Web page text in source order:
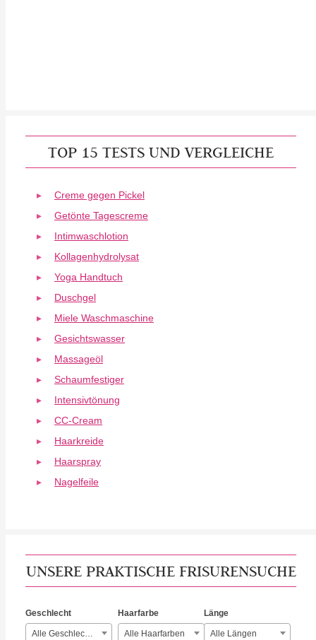
TOP 15 TESTS UND VERGLEICHE
Creme gegen Pickel
Getönte Tagescreme
Intimwaschlotion
Kollagenhydrolysat
Yoga Handtuch
Duschgel
Miele Waschmaschine
Gesichtswasser
Massageöl
Schaumfestiger
Intensivtönung
CC-Cream
Haarkreide
Haarspray
Nagelfeile
UNSERE PRAKTISCHE FRISURENSUCHE
Geschlecht
Alle Geschlechter
Haarfarbe
Alle Haarfarben
Länge
Alle Längen